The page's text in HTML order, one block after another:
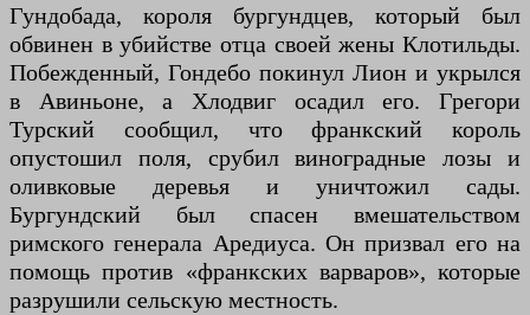
Гундобада, короля бургундцев, который был
обвинен в убийстве отца своей жены Клотильды.
Побежденный, Гондебо покинул Лион и укрылся
в Авиньоне, а Хлодвиг осадил его. Грегори
Турский сообщил, что франкский король
опустошил поля, срубил виноградные лозы и
оливковые деревья и уничтожил сады.
Бургундский был спасен вмешательством
римского генерала Аредиуса. Он призвал его на
помощь против «франкских варваров», которые
разрушили сельскую местность.